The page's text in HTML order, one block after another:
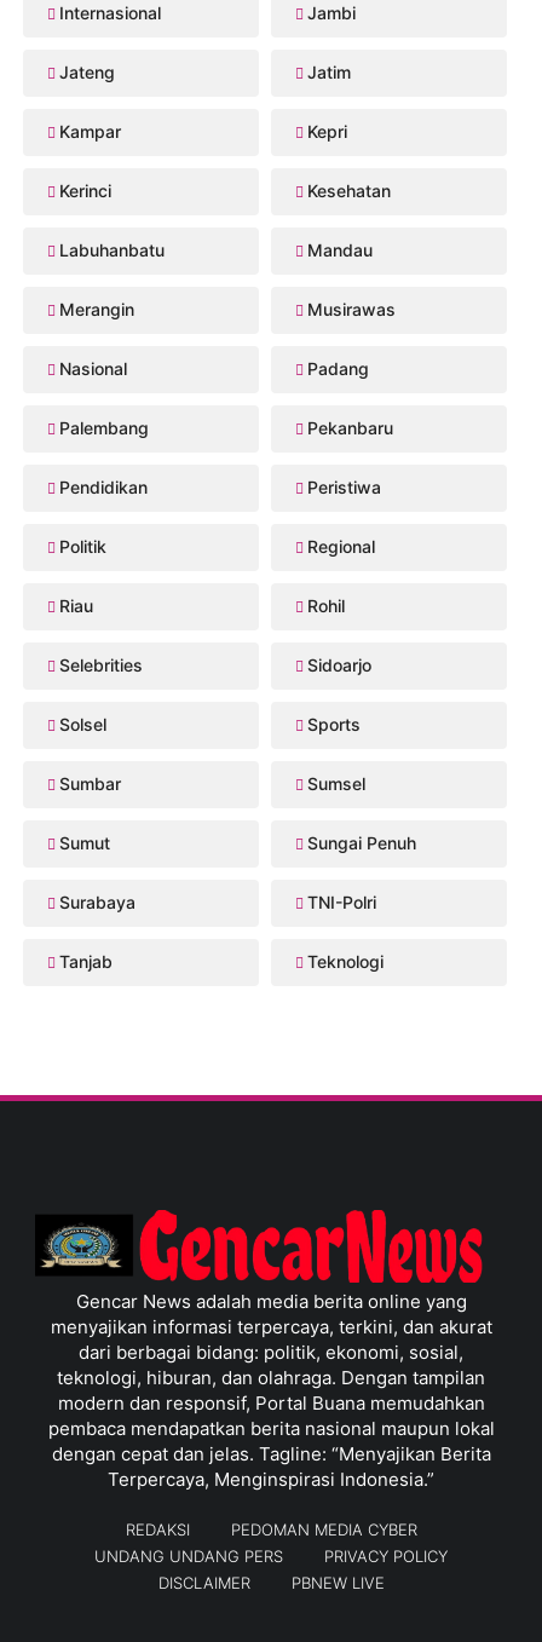
Internasional Jambi
Jateng Jatim
Kampar Kepri
Kerinci Kesehatan
Labuhanbatu Mandau
Merangin Musirawas
Nasional Padang
Palembang Pekanbaru
Pendidikan Peristiwa
Politik Regional
Riau Rohil
Selebrities Sidoarjo
Solsel Sports
Sumbar Sumsel
Sumut Sungai Penuh
Surabaya TNI-Polri
Tanjab Teknologi
Gencar News adalah media berita online yang
menyajikan informasi terpercaya, terkini, dan akurat
dari berbagai bidang: politik, ekonomi, sosial,
teknologi, hiburan, dan olahraga. Dengan tampilan
modern dan responsif, Portal Buana memudahkan
pembaca mendapatkan berita nasional maupun lokal
dengan cepat dan jelas. Tagline: “Menyajikan Berita
Terpercaya, Menginspirasi Indonesia.”
REDAKSI
PEDOMAN MEDIA CYBER
UNDANG UNDANG PERS
PRIVACY POLICY
DISCLAIMER
PBNEW LIVE